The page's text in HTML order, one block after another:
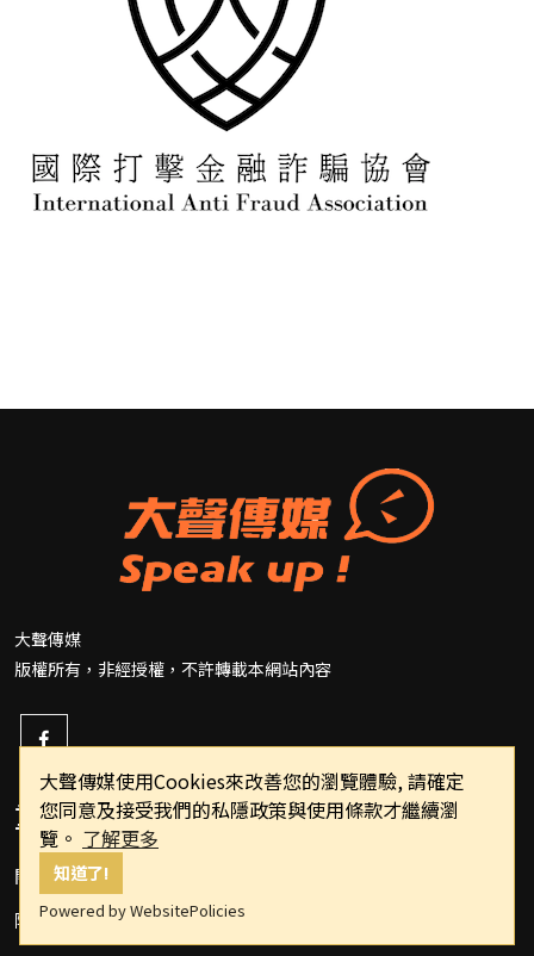
大聲傳媒使用Cookies來改善您的瀏覽體驗, 請確定
您同意及接受我們的私隱政策與使用條款才繼續瀏
覽。 了解更多
知道了!
Powered by WebsitePolicies
大聲傳媒
版權所有，非經授權，不許轉載本網站內容
重要連結
關於我們
隱私權政策